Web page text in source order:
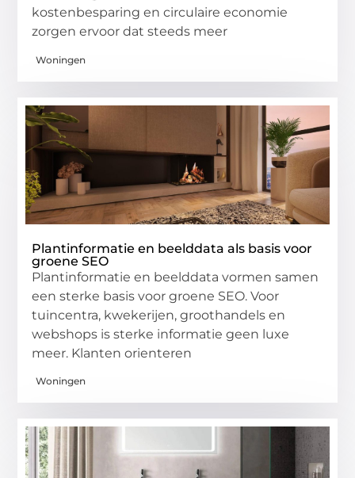
kostenbesparing en circulaire economie
zorgen ervoor dat steeds meer
Woningen
Plantinformatie en beelddata als basis voor
groene SEO
Plantinformatie en beelddata vormen samen
een sterke basis voor groene SEO. Voor
tuincentra, kwekerijen, groothandels en
webshops is sterke informatie geen luxe
meer. Klanten orienteren
Woningen